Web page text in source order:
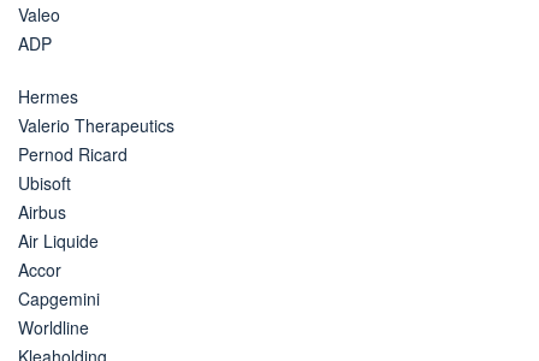
Valeo
ADP
Hermes
Valerio Therapeutics
Pernod Ricard
Ubisoft
Airbus
Air Liquide
Accor
Capgemini
Worldline
Kleaholding